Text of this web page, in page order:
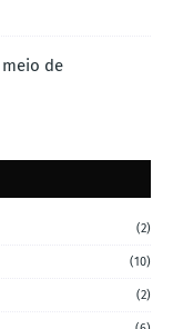
de
(2)
(10)
(2)